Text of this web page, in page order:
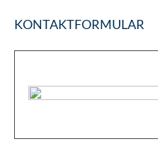
KONTAKTFORMULAR